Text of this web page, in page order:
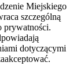
Miejskiego
szczególną
prywatności.
dotyczącymi